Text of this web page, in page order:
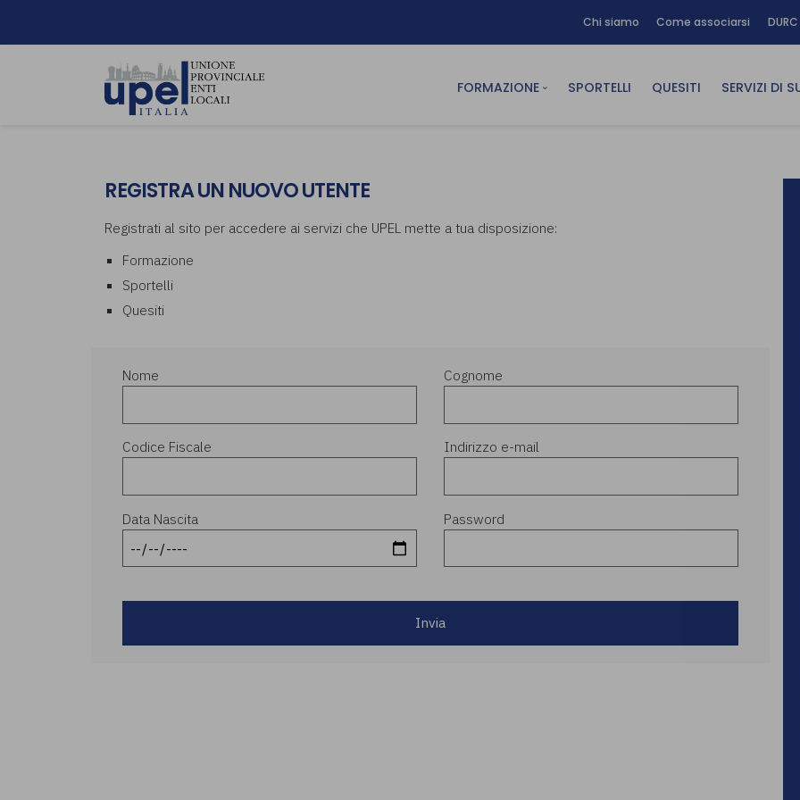
Chi siamo Come associarsi
FORMAZIONE
Formazione in aula
SPORTELLI QUESITI SERVIZI DI
Area
Area
Area
Affitto
REGISTRA UN NUOVO UTENTE
Registrati al sito per accedere ai servizi che UPEL mette a tua disposizione:
Formazione
Sportelli
Quesiti
Nome Cognome
Codice Fiscale Indirizzo e-mail
Data Nascita Password